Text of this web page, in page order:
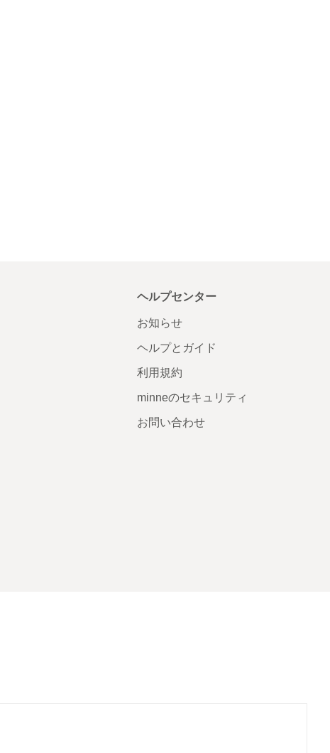
ヘルプセンター
お知らせ
ヘルプとガイド
利用規約
minneのセキュリティ
お問い合わせ